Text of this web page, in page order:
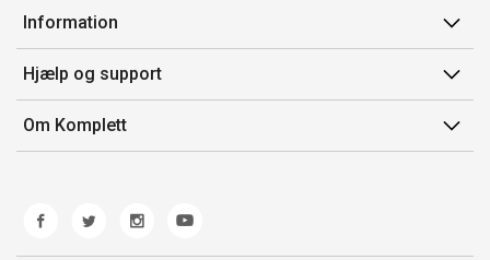
Min side
Ordrehistorik
Gavekort
Information
Salgsbetingelser
Mærker/producent
Fortrydelsesret
Hjælp og support
Kontakt os
Kundeservice
Fejl/Mangler
Fragt og levering
Om Komplett